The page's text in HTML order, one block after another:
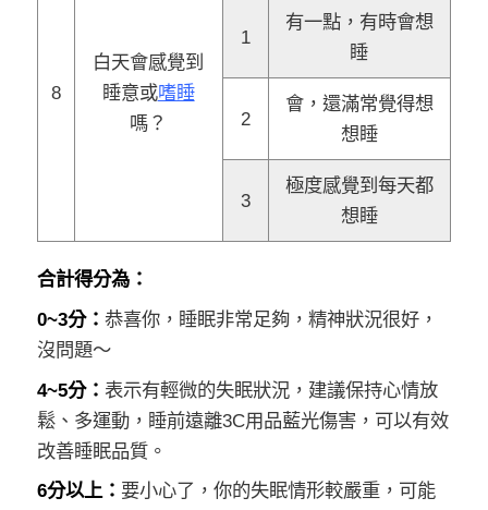
8
白天會感覺到
睡意或嗜睡
嗎？
1
有一點，有時會想
睡
2
會，還滿常覺得想
想睡
3
極度感覺到每天都
想睡
合計得分為：
0~3分： 恭喜你，睡眠非常足夠，精神狀況很好，
沒問題～
4~5分： 表示有輕微的失眠狀況，建議保持心情放
鬆、多運動，睡前遠離3C用品藍光傷害，可以有效
改善睡眠品質。
6分以上： 要小心了，你的失眠情形較嚴重，可能